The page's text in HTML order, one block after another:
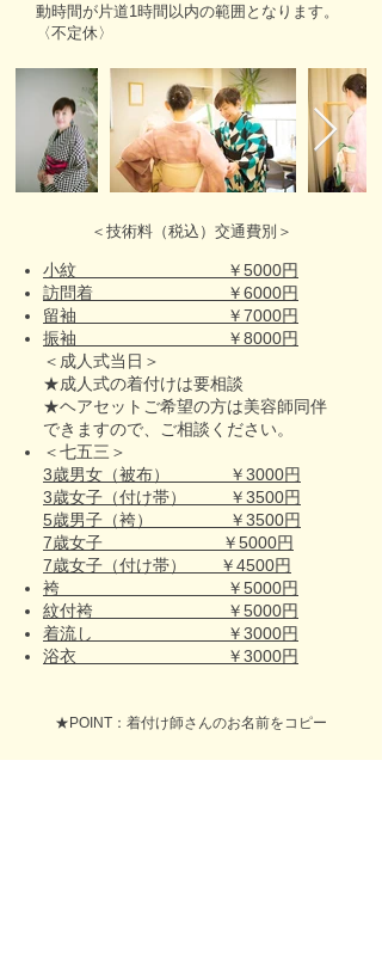
動時間が片道1時間以内の範囲となります。
〈不定休〉
＜技術料（税込）交通費別＞
小紋 ￥5000円
訪問着 ￥6000円
留袖 ￥7000円
振袖 ￥8000円
＜成人式当日＞
★成人式の着付けは要相談
★ヘアセットご希望の方は美容師同伴
できますので、ご相談ください。
＜七五三＞
3歳男女（被布） ￥3000円
3歳女子（付け帯） ￥3500円
5歳男子（袴） ￥3500円
7歳女子 ￥5000円
7歳女子（付け帯） ￥4500円
袴 ￥5000円
紋付袴 ￥5000円
着流し ￥3000円
浴衣 ￥3000円
★POINT：着付け師さんのお名前をコピー